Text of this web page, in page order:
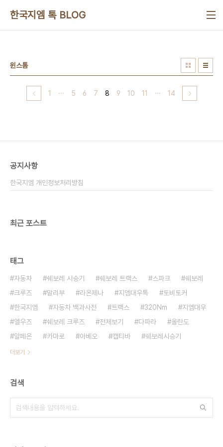
한국지엠 톡 BLOG
윈스톰
1 ··· 5 6 7 8 9 10 11 ··· 14
공지사항
한국지엠 개인정보처리방침
최근 포스트
태그
자동차 쉐보레 시승기 쉐보레 트랙스 스파크
쉐보레
크루즈
말리부 라온제나 지엠대우톡
토비토커
한국지엠
자동차 백과사전 트랙스 320Nm
지엠대우
엘우즈
쉐보레 크루즈 전체보기 다파라
올란도
알페온
카마로 아베오 캡티바 쉐보레시승기
더보기
검색